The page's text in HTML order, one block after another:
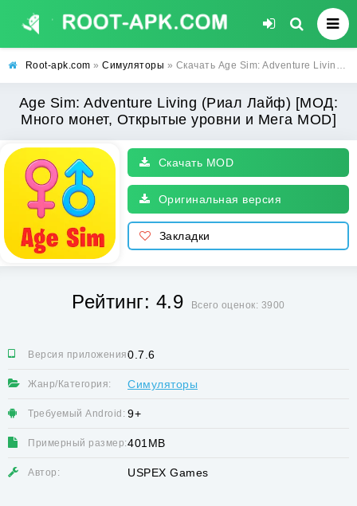
Root-apk.com » Симуляторы » Скачать Age Sim: Adventure Living (Риал Лайф) [МОД: Много монет, Открытые уровни и Мега MOD] | Взлом Age Sim: Adventure Living на Андроид
Age Sim: Adventure Living (Риал Лайф) [МОД:
Много монет, Открытые уровни и Мега MOD]
Скачать MOD
Оригинальная версия
Закладки
Рейтинг: 4.9 Всего оценок: 3900
Версия приложения:0.7.6
Жанр/Категория: Симуляторы
Требуемый Android: 9+
Примерный размер:401MB
Автор: USPEX Games